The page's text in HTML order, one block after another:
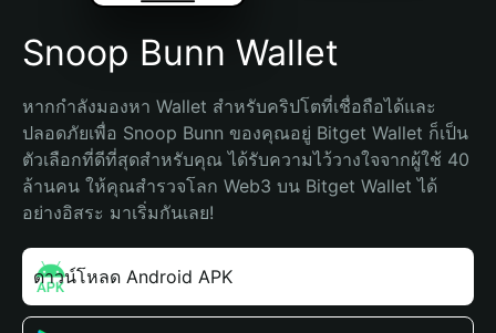
Snoop Bunn Wallet
หากกำลังมองหา Wallet สำหรับคริปโตที่เชื่อถือได้และ
ปลอดภัยเพื่อ Snoop Bunn ของคุณอยู่ Bitget Wallet ก็เป็น
ตัวเลือกที่ดีที่สุดสำหรับคุณ ได้รับความไว้วางใจจากผู้ใช้ 40
ล้านคน ให้คุณสำรวจโลก Web3 บน Bitget Wallet ได้
อย่างอิสระ มาเริ่มกันเลย!
ดาวน์โหลด Android APK